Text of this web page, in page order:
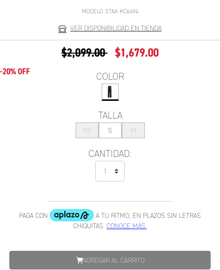
MODELO: STAX-KC6494
VER DISPONIBILIDAD EN TIENDA
PRECIO REDUCIDO DE
$2,099.00A $1,679.00
-20% OFF COLOR
TALLA
XS S M
CANTIDAD:
AGREGAR AL CARRITO